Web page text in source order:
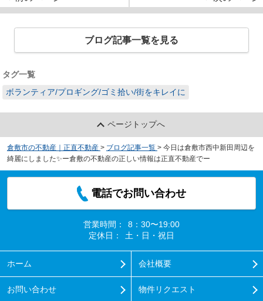
ブログ記事一覧を見る
タグ一覧
ボランティア/プロギング/ゴミ拾い/街をキレイに
ページトップへ
倉敷市の不動産｜正直不動産 > ブログ記事一覧 > 今日は倉敷市西中新田周辺を
綺麗にしました✨ー倉敷の不動産の正しい情報は正直不動産でー
電話でお問い合わせ
営業時間：
8：30〜19:00
定休日：
土・日・祝日
ホーム 会社概要
お問い合わせ 物件リクエスト